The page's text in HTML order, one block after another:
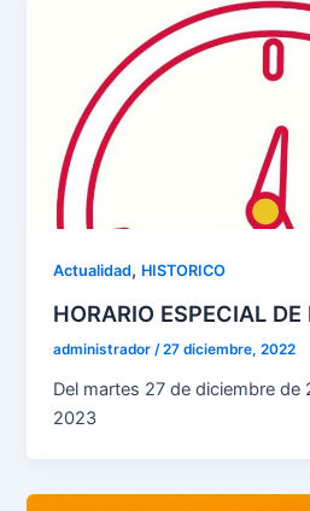
Actualidad, HISTORICO
HORARIO ESPECIAL
administrador/27 diciembre, 2022
Del martes 27 de diciembre
2023